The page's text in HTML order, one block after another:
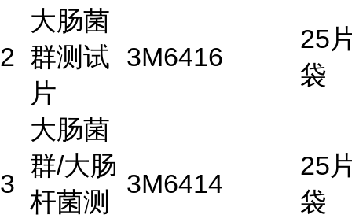
2
大肠菌
群测试
片
3M6416
25
袋
3
大肠菌
群/大肠
杆菌测
3M6414
25
袋